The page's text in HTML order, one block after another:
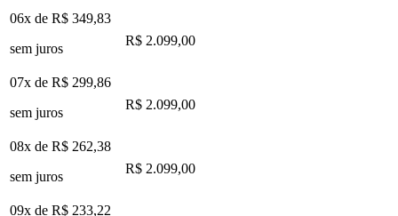
06x de R$ 349,83
sem juros
R$ 2.099,00
07x de R$ 299,86
sem juros
R$ 2.099,00
08x de R$ 262,38
sem juros
R$ 2.099,00
09x de R$ 233,22